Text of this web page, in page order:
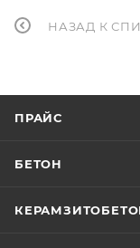
НАЗАД К
ПРАЙС
БЕТОН